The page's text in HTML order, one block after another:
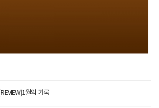
[REVIEW]1월의 기록